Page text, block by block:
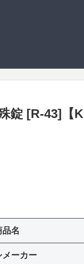
錠 [R-43]
品名
メーカー